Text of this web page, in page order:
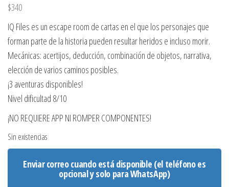
$340
IQ Files es un escape room de cartas en el que los personajes que
forman parte de la historia pueden resultar heridos e incluso morir.
Mecánicas: acertijos, deducción, combinación de objetos, narrativa,
elección de varios caminos posibles.
¡3 aventuras disponibles!
Nivel dificultad 8/10
¡NO REQUIERE APP NI ROMPER COMPONENTES!
Sin existencias
Enviar correo cuando está disponible (el teléfono es
opcional y solo para WhatsApp)